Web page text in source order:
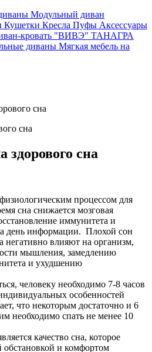
Модульный диван
Кушетки Кресла Пуфы Аксессуары
кровать "ВИВЭ" ТАНАГРА
диваны Мягкая мебель на
сна
здорового сна
процессом для
сна снижается мозговая
иммунитета и
день информации. Плохой сон
влияют на организм,
мышления, замедлению
и ухудшению
человеку необходимо 7-8 часов
особенностей
что некоторым достаточно и 6
необходимо спать не менее 10
качество сна, которое
и комфортом